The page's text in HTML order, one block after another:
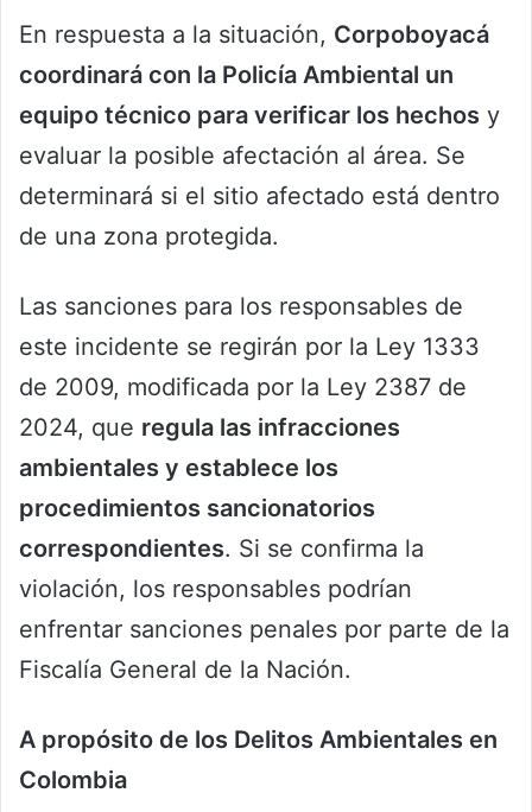
En respuesta a la situación, Corpoboyacá
coordinará con la Policía Ambiental un
equipo técnico para verificar los hechos y
evaluar la posible afectación al área. Se
determinará si el sitio afectado está dentro
de una zona protegida.
Las sanciones para los responsables de
este incidente se regirán por la Ley 1333
de 2009, modificada por la Ley 2387 de
2024, que regula las infracciones
ambientales y establece los
procedimientos sancionatorios
correspondientes. Si se confirma la
violación, los responsables podrían
enfrentar sanciones penales por parte de la
Fiscalía General de la Nación.
A propósito de los Delitos Ambientales en
Colombia